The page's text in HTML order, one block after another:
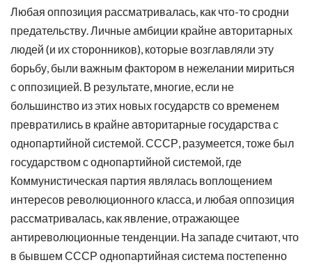
Любая оппозиция рассматривалась, как что-то сродни
предательству. Личные амбиции крайне авторитарных
людей (и их сторонников), которые возглавляли эту
борьбу, были важным фактором в нежелании мириться
с оппозицией. В результате, многие, если не
большинство из этих новых государств со временем
превратились в крайне авторитарные государства с
однопартийной системой. СССР, разумеется, тоже был
государством с однопартийной системой, где
Коммунистическая партия являлась воплощением
интересов революционного класса, и любая оппозиция
рассматривалась, как явление, отражающее
антиреволюционные тенденции. На западе считают, что
в бывшем СССР однопартийная система постепенно